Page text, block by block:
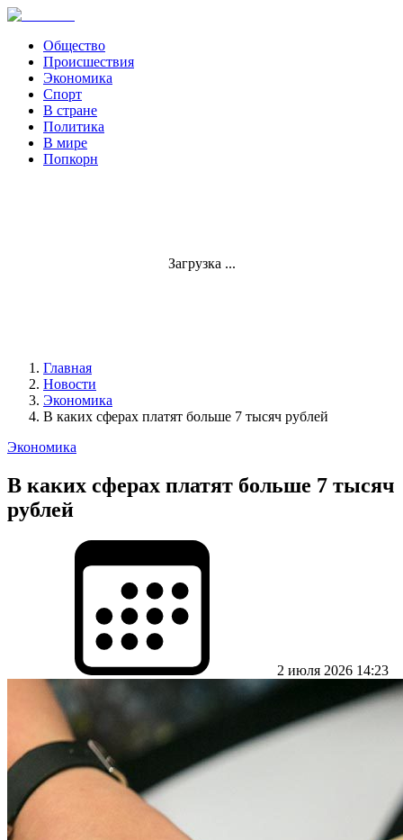
Общество
Происшествия
Экономика
Спорт
В стране
Политика
В мире
Попкорн
Загрузка ...
Главная
Новости
Экономика
В каких сферах платят больше 7 тысяч рублей
Экономика
В каких сферах платят больше 7 тысяч
рублей
2 июля 2026 14:23